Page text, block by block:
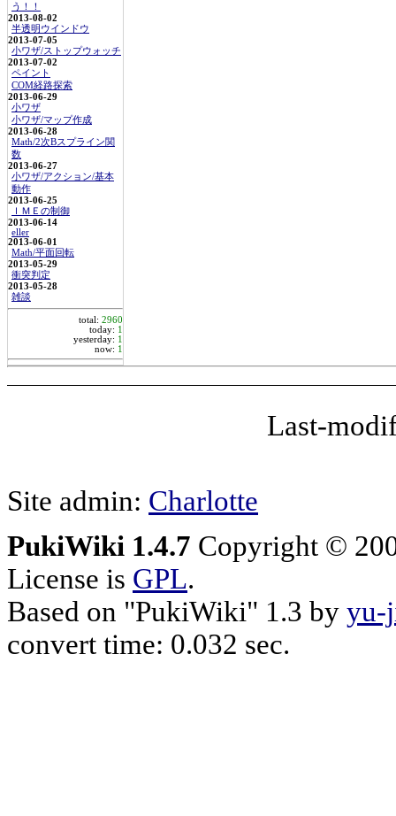
う！！
2013-08-02
半透明ウインドウ
2013-07-05
小ワザ/ストップウォッチ
2013-07-02
ペイント
COM経路探索
2013-06-29
小ワザ
小ワザ/マップ作成
2013-06-28
Math/2次Bスプライン関
数
2013-06-27
小ワザ/アクション/基本
動作
2013-06-25
ＩＭＥの制御
2013-06-14
eller
2013-06-01
Math/平面回転
2013-05-29
衝突判定
2013-05-28
雑談
total: 2960
today: 1
yesterday: 1
now: 1
Last-
Site admin: Charlotte
PukiWiki 1.4.7 Copyright ©
License is GPL.
Based on "PukiWiki" 1.3 by yu-
convert time: 0.032 sec.